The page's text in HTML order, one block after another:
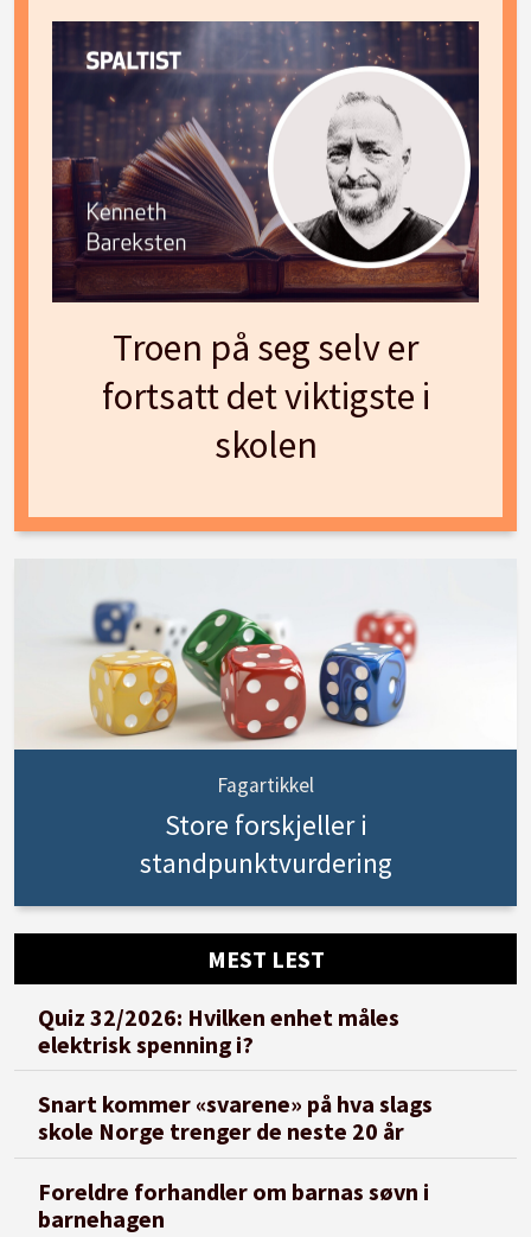
Troen på seg selv er
fortsatt det viktigste i
skolen
Fagartikkel
Store forskjeller i
standpunktvurdering
MEST LEST
Quiz 32/2026: Hvilken enhet måles
elektrisk spenning i?
Snart kommer «svarene» på hva slags
skole Norge trenger de neste 20 år
Foreldre forhandler om barnas søvn i
barnehagen